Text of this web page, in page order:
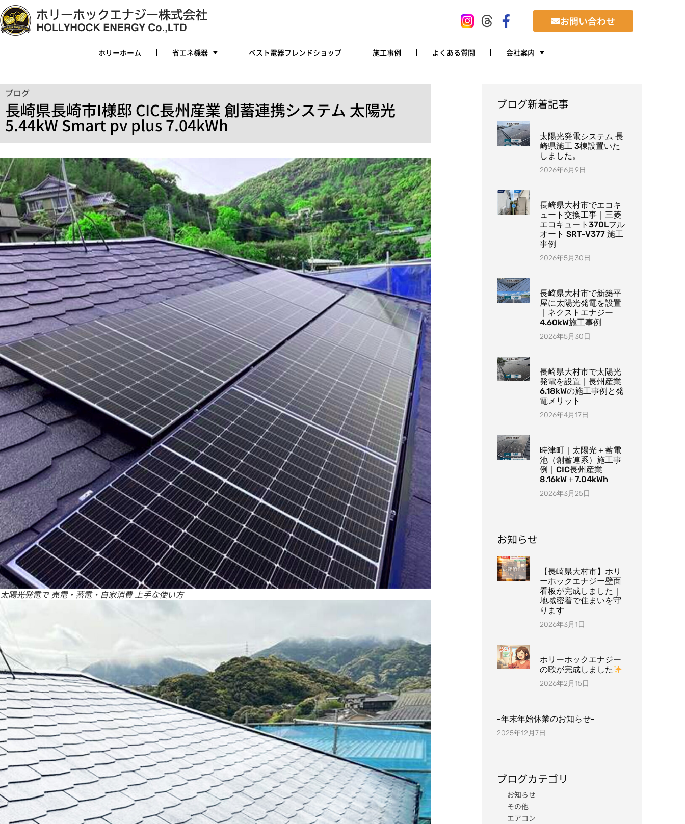
お問い合わせ
ホリーホーム 省エネ機器 ベスト電器フレンドショップ 施工事例 よくある質問 会社案内
ブログ
長崎県長崎市I様邸 CIC長州産業 創蓄連携システム 太陽光
5.44kW Smart pv plus 7.04kWh
太陽光発電で 売電・蓄電・自家消費 上手な使い方
ブログ新着記事
太陽光発電システム 長
崎県施工 3棟設置いた
しました。
2026年6月9日
長崎県大村市でエコキ
ュート交換工事｜三菱
エコキュート370Lフル
オート SRT-V377 施工
事例
2026年5月30日
長崎県大村市で新築平
屋に太陽光発電を設置
｜ネクストエナジー
4.60kW施工事例
2026年5月30日
長崎県大村市で太陽光
発電を設置｜長州産業
6.18kWの施工事例と発
電メリット
2026年4月17日
時津町｜太陽光＋蓄電
池（創蓄連系）施工事
例｜CIC長州産業
8.16kW＋7.04kWh
2026年3月25日
お知らせ
【長崎県大村市】ホリ
ーホックエナジー壁面
看板が完成しました｜
地域密着で住まいを守
ります
2026年3月1日
ホリーホックエナジー
の歌が完成しました
2026年2月15日
-年末年始休業のお知らせ-
2025年12月7日
ブログカテゴリ
お知らせ
その他
エアコン